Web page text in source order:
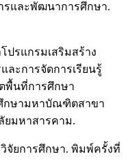
และพัฒนาการศึกษา.
ปรแกรมเสริมสร้าง
ะการจัดการเรียนรู้
พื้นที่การศึกษา
กษามหาบัณฑิตสาขา
ยมหาสารคาม.
จัยการศึกษา. พิมพ์ครั้งที่